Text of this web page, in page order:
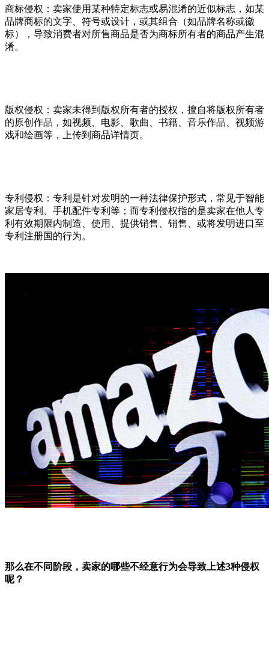
商标侵权：卖家使用某种特定标志或易混淆的近似标志，如某
品牌商标的文字、符号或设计，或其组合（如品牌名称或徽
标），导致消费者对所售商品是否为商标所有者的商品产生混
淆。
版权侵权：卖家未得到版权所有者的授权，擅自将版权所有者
的原创作品，如视频、电影、歌曲、书籍、音乐作品、视频游
戏和绘画等，上传到商品详情页。
专利侵权：专利是针对发明的一种法律保护形式，常见于智能
家居专利、手机配件专利等；而专利侵权指的是卖家在他人专
利有效期限内制造、使用、提供销售、销售、或将发明进口至
专利注册国的行为。
那么在不同阶段，卖家的哪些不经意行为会导致上述3种侵权
呢？